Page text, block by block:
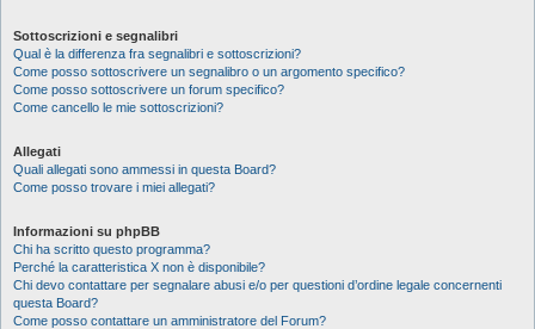
Sottoscrizioni e segnalibri
Qual è la differenza fra segnalibri e sottoscrizioni?
Come posso sottoscrivere un segnalibro o un argomento specifico?
Come posso sottoscrivere un forum specifico?
Come cancello le mie sottoscrizioni?
Allegati
Quali allegati sono ammessi in questa Board?
Come posso trovare i miei allegati?
Informazioni su phpBB
Chi ha scritto questo programma?
Perché la caratteristica X non è disponibile?
Chi devo contattare per segnalare abusi e/o per questioni d’ordine legale concernenti
questa Board?
Come posso contattare un amministratore del Forum?